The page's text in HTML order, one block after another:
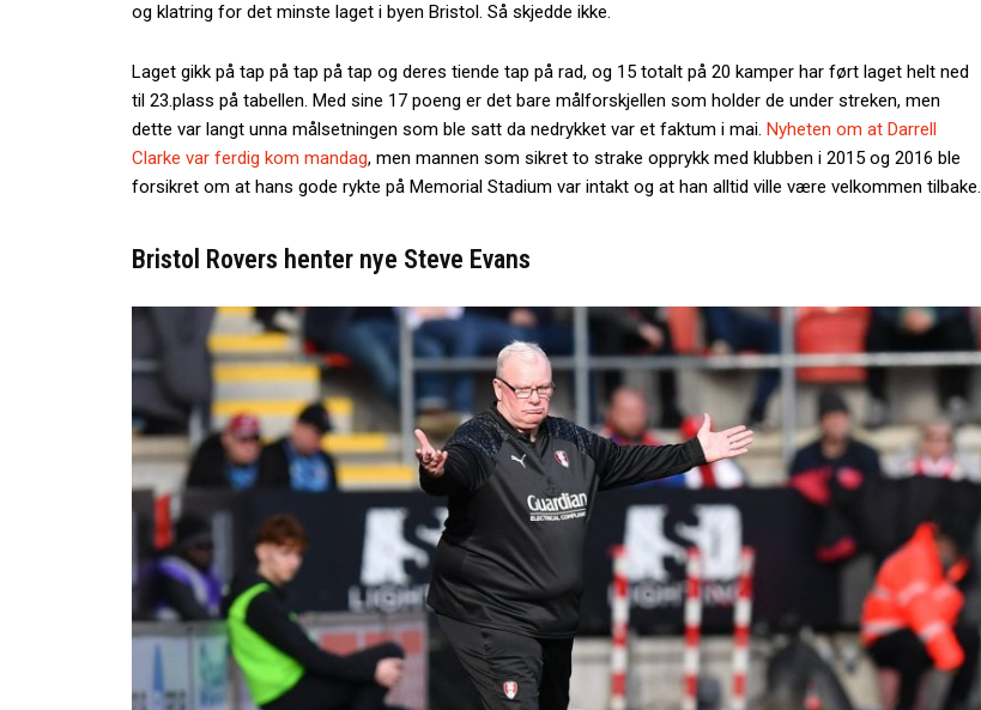
og klatring for det minste laget i byen Bristol. Så skjedde ikke.
Laget gikk på tap på tap på tap og deres tiende tap på rad, og 15 totalt på 20 kamper har ført laget helt ned
til 23.plass på tabellen. Med sine 17 poeng er det bare målforskjellen som holder de under streken, men
dette var langt unna målsetningen som ble satt da nedrykket var et faktum i mai. Nyheten om at Darrell
Clarke var ferdig kom mandag, men mannen som sikret to strake opprykk med klubben i 2015 og 2016 ble
forsikret om at hans gode rykte på Memorial Stadium var intakt og at han alltid ville være velkommen tilbake.
Bristol Rovers henter nye Steve Evans